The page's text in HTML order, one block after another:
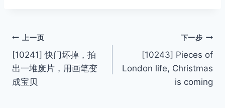
文
章
导
上一页
[10241] 快门坏掉，拍
出一堆废片，用画笔变
成宝贝
下一步
[10243] Pieces of
London life, Christmas
is coming